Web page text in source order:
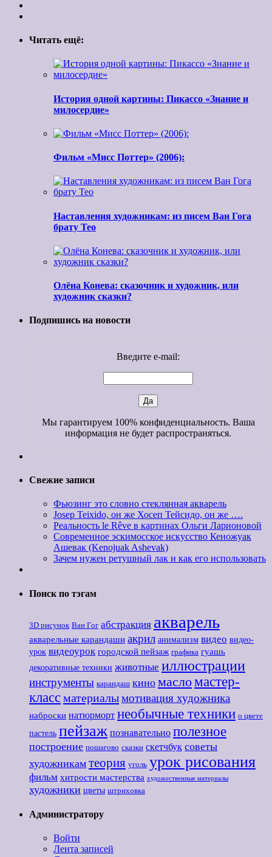
Читать ещё:
История одной картины: Пикассо «Знание и
милосердие»
Фильм «Мисс Поттер» (2006):
Наставления художникам: из писем Ван Гога
брату Тео
Олёна Конева: сказочник и художник, или
художник сказки?
Подпишись на новости
Введите e-mail:
Мы гарантируем 100% конфиденциальность. Ваша
информация не будет распространяться.
Свежие записи
Фьюзинг это словно стеклянная акварель
Josep Teixido, он же Хосеп Тейсидо, он же ….
Реальность le Rêve в картинах Ольги Ларионовой
Современное эскимосское искусство Кеножуак
Ашевак (Kenojuak Ashevak)
Зачем нужен ретушный лак и как его использовать
Поиск по тэгам
3D рисунок Ван Гог абстракция акварель
акварельные карандаши акрил анимализм видео видео-
урок видеоурок городской пейзаж графика гуашь
декоративные техники животные иллюстрации
инструменты карандаш кино масломастер-
классматериалымотивация художника
наброски натюрморт необычные техники о цвете
пастель пейзаж познавательно полезное
построение пошагово сказки скетчбук советы
художникам теория уголь урок рисования
фильм хитрости мастерства художественные материалы
художники цветы штриховка
Администратору
Войти
Лента записей